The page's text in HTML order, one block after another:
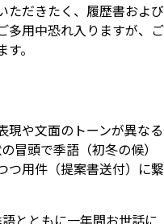
ただきたく、履歴書および
多用中恐れ入りますが、ご
。
現や文面のトーンが異なる
冒頭で季語（初冬の候）
つ用件（提案書送付）に繋